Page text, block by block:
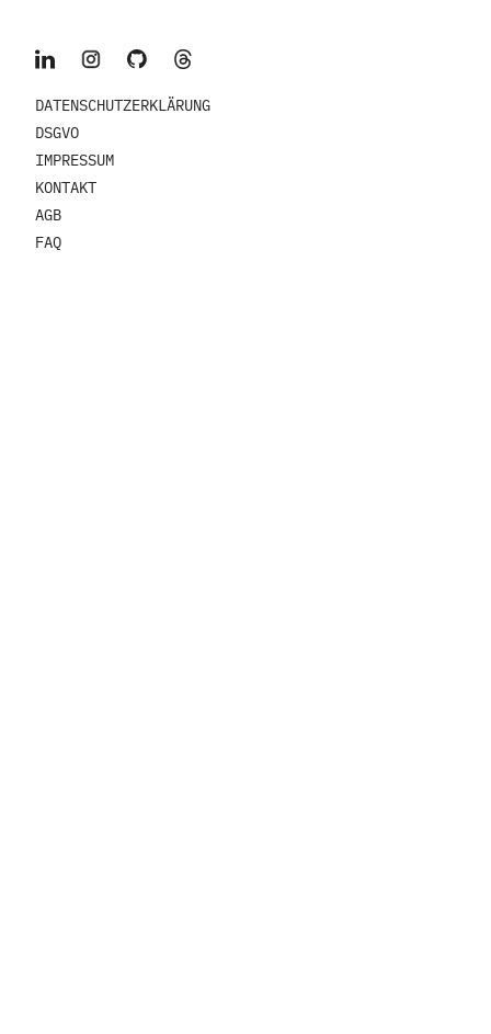
DATENSCHUTZERKLÄRUNG
DSGVO
IMPRESSUM
KONTAKT
AGB
FAQ